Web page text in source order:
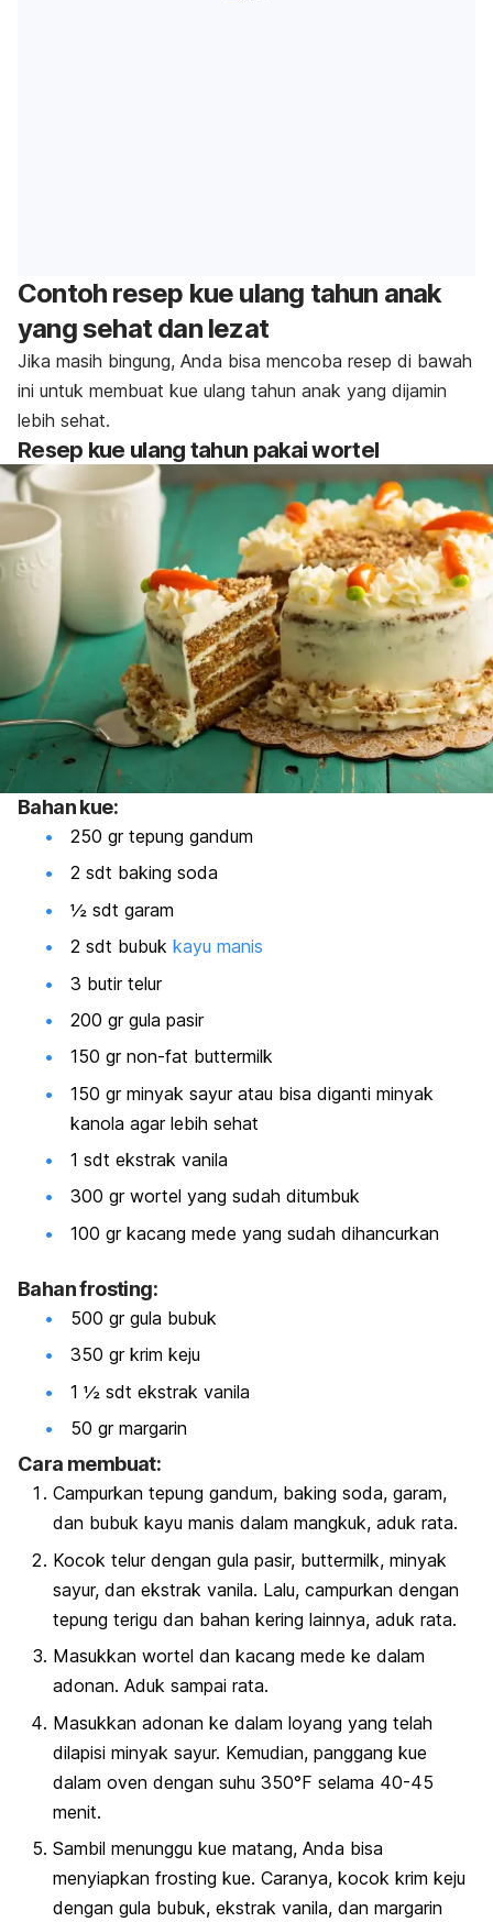
Contoh resep kue ulang tahun anak
yang sehat dan lezat
Jika masih bingung, Anda bisa mencoba resep di bawah
ini untuk membuat kue ulang tahun anak yang dijamin
lebih sehat.
Resep kue ulang tahun pakai wortel
Bahan kue:
250 gr tepung gandum
2 sdt baking soda
½ sdt garam
2 sdt bubuk kayu manis
3 butir telur
200 gr gula pasir
150 gr non-fat buttermilk
150 gr minyak sayur atau bisa diganti minyak
kanola agar lebih sehat
1 sdt ekstrak vanila
300 gr wortel yang sudah ditumbuk
100 gr kacang mede yang sudah dihancurkan
Bahan frosting:
500 gr gula bubuk
350 gr krim keju
1 ½ sdt ekstrak vanila
50 gr margarin
Cara membuat:
Campurkan tepung gandum, baking soda, garam,
dan bubuk kayu manis dalam mangkuk, aduk rata.
Kocok telur dengan gula pasir, buttermilk, minyak
sayur, dan ekstrak vanila. Lalu, campurkan dengan
tepung terigu dan bahan kering lainnya, aduk rata.
Masukkan wortel dan kacang mede ke dalam
adonan. Aduk sampai rata.
Masukkan adonan ke dalam loyang yang telah
dilapisi minyak sayur. Kemudian, panggang kue
dalam oven dengan suhu 350°F selama 40-45
menit.
Sambil menunggu kue matang, Anda bisa
menyiapkan frosting kue. Caranya, kocok krim keju
dengan gula bubuk, ekstrak vanila, dan margarin